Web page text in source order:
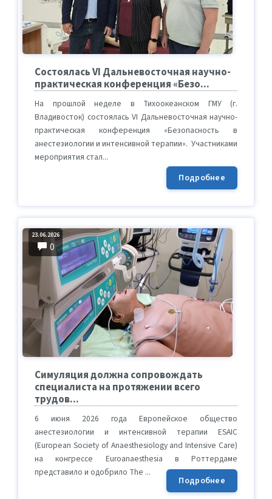
Состоялась VI Дальневосточная научно-
практическая конференция «Безо...
На прошлой неделе в Тихоокеанском ГМУ (г.
Владивосток) состоялась VI Дальневосточная научно-
практическая конференция «Безопасность в
анестезиологии и интенсивной терапии». Участниками
мероприятия стал...
Подробнее
23.06.2026
0
Симуляция должна сопровождать
специалиста на протяжении всего
трудов...
6 июня 2026 года Европейское общество
анестезиологии и интенсивной терапии ESAIC
(European Society of Anaesthesiology and Intensive Care)
на конгрессе Euroanaesthesia в Роттердаме
представило и одобрило The ...
Подробнее